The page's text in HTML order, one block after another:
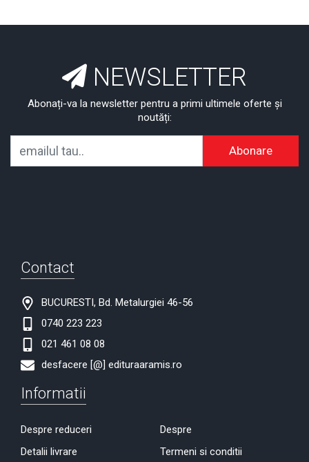
NEWSLETTER
Abonați-va la newsletter pentru a primi ultimele oferte și
noutăți:
Abonare
Contact
BUCURESTI, Bd. Metalurgiei 46-56
0740 223 223
021 461 08 08
desfacere [@] edituraaramis.ro
Informatii
Despre reduceri
Detalii livrare
Despre
Termeni si conditii